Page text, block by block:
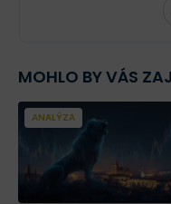
MOHLO BY VÁS
ANALÝZA